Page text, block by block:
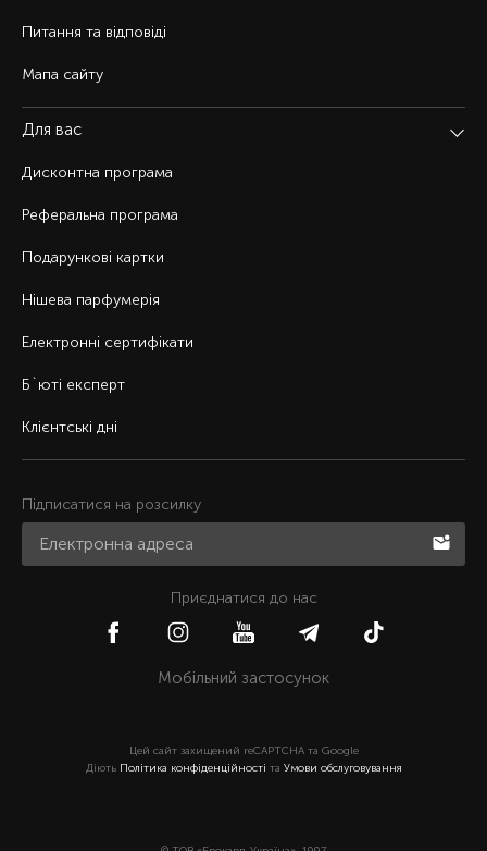
Питання та відповіді
Мапа сайту
Для вас
Дисконтна програма
Реферальна програма
Подарункові картки
Нішева парфумерія
Електронні сертифікати
Б`юті експерт
Клієнтські дні
Підписатися на розсилку
Приєднатися до нас
Мобільний застосунок
Цей сайт захищений reCAPTCHA та Google
Діють Політика конфіденційності та Умови обслуговування